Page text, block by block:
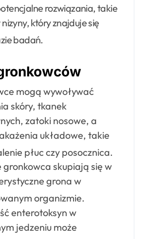
rozwiązania, takie
który znajduje się
badań.
mogą wywoływać
skóry, tkanek
zatoki nosowe, a
układowe, takie
płuc czy posocznica.
gronkowca skupiają się w
grona w
organizmie.
enterotoksyn w
jedzeniu może